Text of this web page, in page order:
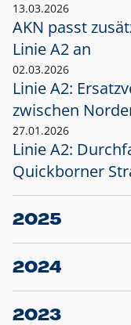
13.03.2026
AKN passt
Linie A2 an
02.03.2026
Linie A2:
zwischen
27.01.2026
Linie A2:
Quickborner
2025
23.12.2025
Projekt S5:
2024
10.12.2024
Großprojekt
2023